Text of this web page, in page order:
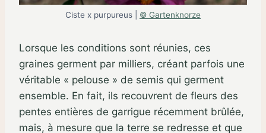
Ciste x purpureus | © Gartenknorze
Lorsque les conditions sont réunies, ces
graines germent par milliers, créant parfois une
véritable « pelouse » de semis qui germent
ensemble. En fait, ils recouvrent de fleurs des
pentes entières de garrigue récemment brûlée,
mais, à mesure que la terre se redresse et que